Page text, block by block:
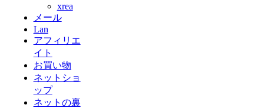
xrea
メール
Lan
アフィリエ
イト
お買い物
ネットショ
ップ
ネットの裏